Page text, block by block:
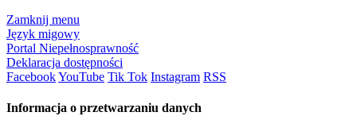
Zamknij menu
Język migowy
Portal Niepełnosprawność
Deklaracja dostępności
FacebookYouTube Tik Tok Instagram RSS
Informacja o przetwarzaniu danych